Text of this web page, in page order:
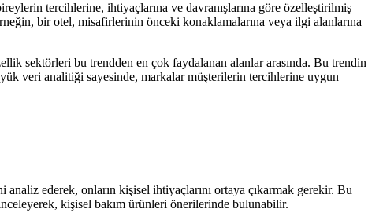
tercihlerine, ihtiyaçlarına ve davranışlarına göre özelleştirilmiş
bir otel, misafirlerinin önceki konaklamalarına veya ilgi alanlarına
sektörleri bu trendden en çok faydalanan alanlar arasında. Bu trendin
veri analitiği sayesinde, markalar müşterilerin tercihlerine uygun
ederek, onların kişisel ihtiyaçlarını ortaya çıkarmak gerekir. Bu
kişisel bakım ürünleri önerilerinde bulunabilir.